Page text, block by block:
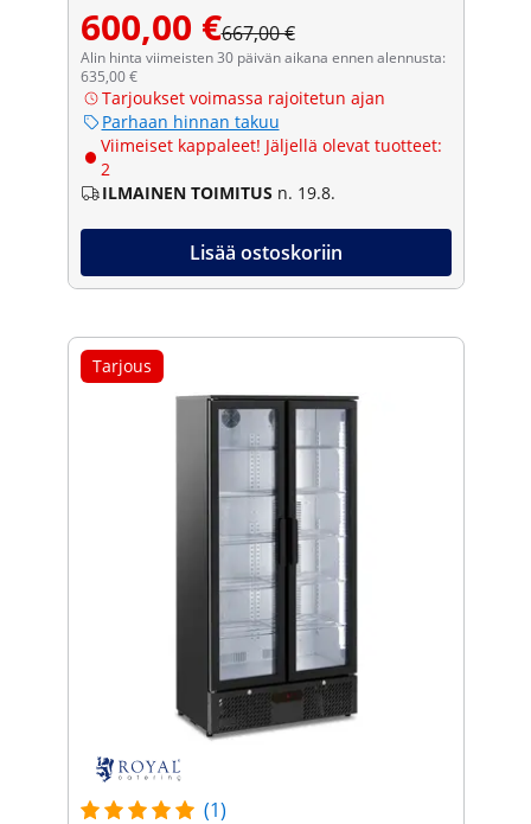
600,00 €667,00 €
Alin hinta viimeisten 30 päivän aikana ennen alennusta:
635,00 €
Tarjoukset voimassa rajoitetun ajan
Parhaan hinnan takuu
Viimeiset kappaleet! Jäljellä olevat tuotteet:
2
ILMAINEN TOIMITUS n. 19.8.
Lisää ostoskoriin
Tarjous
(1)